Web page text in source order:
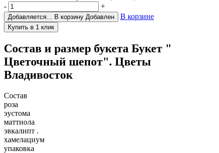
-
+
Добавляется... В корзину Добавлен В корзине
Состав и размер букета Букет "
Цветочный шепот". Цветы
Владивосток
Состав
роза
эустома
маттиола
эвкалипт .
хамелациум
упаковка